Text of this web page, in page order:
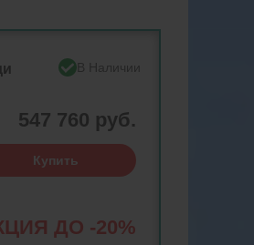
В Наличии
547 760 руб.
Купить
ДО -20%